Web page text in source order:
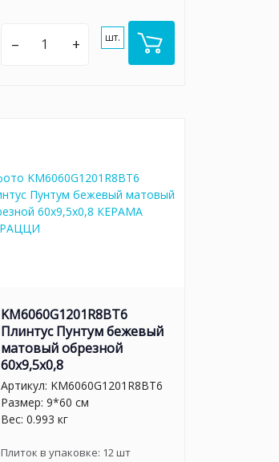
– + шт.
KM6060G1201R8BT6
Плинтус Пунтум бежевый
матовый обрезной
60x9,5x0,8
Артикул: KM6060G1201R8BT6
Размер: 9*60 см
Вес: 0.993 кг
Плиток в упаковке: 12 шт